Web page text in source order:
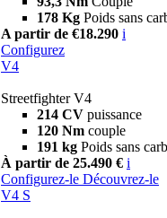
178 Kg Poids sans
A partir de €18.290 i
Configurez
V4
Streetfighter V4
214 CV puissance
120 Nm couple
191 kg Poids sans
À partir de 25.490 € i
Configurez-le Découvrez-le
V4 S